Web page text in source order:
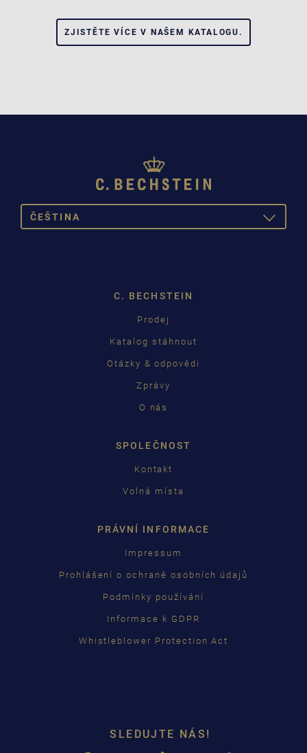
ZJISTĚTE VÍCE V NAŠEM KATALOGU.
ČEŠTINA
TOGGLE
C. BECHSTEIN
Prodej
Katalog stáhnout
Otázky & odpovědi
Zprávy
O nás
SPOLEČNOST
Kontakt
Volná místa
PRÁVNÍ INFORMACE
Impressum
Prohlášení o ochraně osobních údajů
Podmínky používání
Informace k GDPR
Whistleblower Protection Act
SLEDUJTE NÁS!